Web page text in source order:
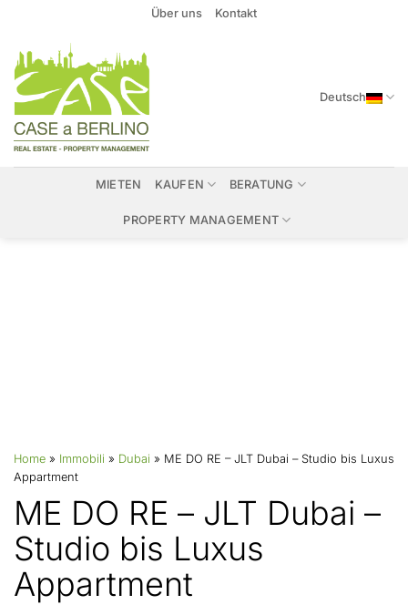
springen
Über uns Kontakt
Deutsch
MIETEN KAUFEN BERATUNG
PROPERTY MANAGEMENT
Home » Immobili » Dubai » ME DO RE – JLT Dubai – Studio bis Luxus
Appartment
ME DO RE – JLT Dubai –
Studio bis Luxus
Appartment